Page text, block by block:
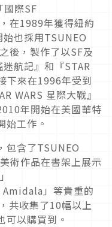
國際SF
1989年獲得紐約
也採用TSUNEO
後，製作了以SF及
航記』和『STAR
下來在1996年受到
WARS 星際大戰』
年開始在美國華特
始工作。
包含了TSUNEO
術作品在書架上展示
」等貴重的
共收集了10幅以上
可以購買到。